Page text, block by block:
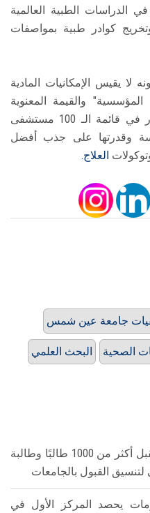
الدراسات الطبية العالمية
كوادر طبية بمواصفات
لا يقيس الإمكانيات المادية
والقيمة المعنوية
للعلامة الطبية، مما يجعل الظهور في قائمة الـ 100 مستشفى
وقدرتها على جذب أفضل
العلاج.
جامعة عين شمس
البحث العلمي الصحية
معامل التنسيق الإلكتروني تستقبل أكثر من 1000 طالبًا وطالبة
لتنسيق القبول بالجامعات
يحصد المركز الأول في